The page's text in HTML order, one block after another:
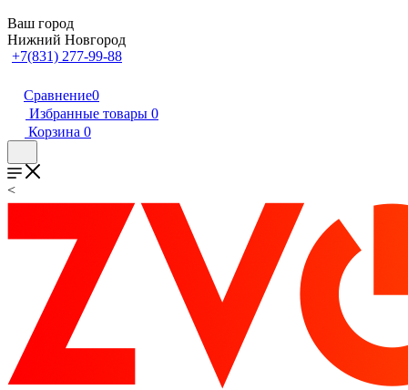
Ваш город
Нижний Новгород
+7(831) 277-99-88
Сравнение0
Избранные товары 0
Корзина 0
<